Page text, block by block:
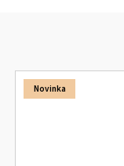
Novinka